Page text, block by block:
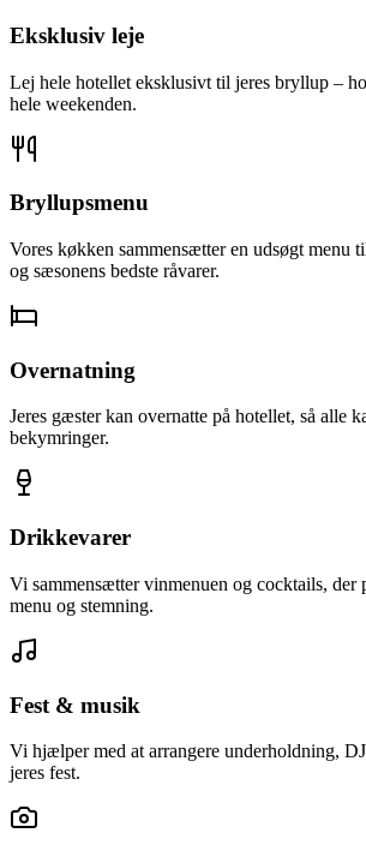
Eksklusiv leje
Lej hele hotellet eksklusivt til jeres bryllup –
hele weekenden.
Bryllupsmenu
Vores køkken sammensætter en udsøgt menu
og sæsonens bedste råvarer.
Overnatning
Jeres gæster kan overnatte på hotellet, så alle
bekymringer.
Drikkevarer
Vi sammensætter vinmenuen og cocktails, der
menu og stemning.
Fest & musik
Vi hjælper med at arrangere underholdning,
jeres fest.